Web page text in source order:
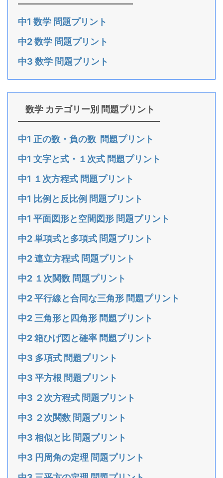
中1 数学 問題プリント
中2 数学 問題プリント
中3 数学 問題プリント
数学 カテゴリー別 問題プリント
中1 正の数・負の数 問題プリント
中1 文字と式・１次式 問題プリント
中1 １次方程式 問題プリント
中1 比例と反比例 問題プリント
中1 平面図形と空間図形 問題プリント
中2 単項式と多項式 問題プリント
中2 連立方程式 問題プリント
中2 １次関数 問題プリント
中2 平行線と合同な三角形 問題プリント
中2 三角形と四角形 問題プリント
中2 箱ひげ図と確率 問題プリント
中3 多項式 問題プリント
中3 平方根 問題プリント
中3 ２次方程式 問題プリント
中3 ２次関数 問題プリント
中3 相似と比 問題プリント
中3 円周角の定理 問題プリント